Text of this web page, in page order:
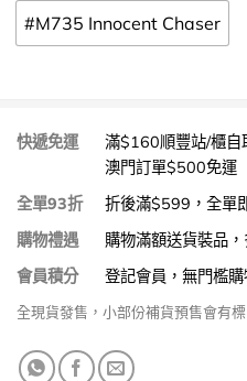
#M735 Innocent Chaser
快遞免運
滿$160順豐站/櫃自
澳門訂單$500免運
全單93折
折後滿$599，全單
購物禮遇
購物滿額送貨裝品
會員積分
登記會員，無門檻
全現貨發售，小部份補貨預售會有標